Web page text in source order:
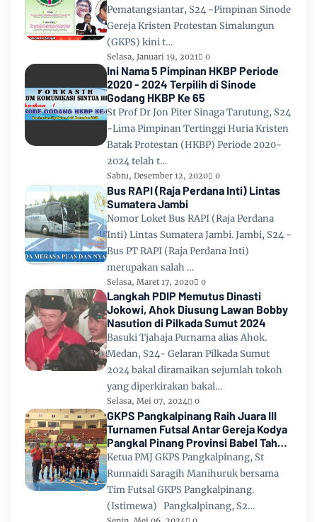
Pematangsiantar, S24 -Pimpinan Sinode
Gereja Kristen Protestan Simalungun
(GKPS) kini t…
Selasa, Januari 19, 2021 0
Ini Nama 5 Pimpinan HKBP Periode
2020 - 2024 Terpilih di Sinode
Godang HKBP Ke 65
St Prof Dr Jon Piter Sinaga Tarutung, S24
-Lima Pimpinan Tertinggi Huria Kristen
Batak Protestan (HKBP) Periode 2020-
2024 telah t…
Sabtu, Desember 12, 2020 0
Bus RAPI (Raja Perdana Inti) Lintas
Sumatera Jambi
Nomor Loket Bus RAPI (Raja Perdana
Inti) Lintas Sumatera Jambi. Jambi, S24 -
Bus PT RAPI (Raja Perdana Inti)
merupakan salah …
Selasa, Maret 17, 2020 0
Langkah PDIP Memutus Dinasti
Jokowi, Ahok Diusung Lawan Bobby
Nasution di Pilkada Sumut 2024
Basuki Tjahaja Purnama alias Ahok.
Medan, S24- Gelaran Pilkada Sumut
2024 bakal diramaikan sejumlah tokoh
yang diperkirakan bakal…
Selasa, Mei 07, 2024 0
GKPS Pangkalpinang Raih Juara III
Turnamen Futsal Antar Gereja Kodya
Pangkal Pinang Provinsi Babel Tahun
2024
Ketua PMJ GKPS Pangkalpinang, St
Runnaidi Saragih Manihuruk bersama
Tim Futsal GKPS Pangkalpinang.
(Istimewa) Pangkalpinang, S2…